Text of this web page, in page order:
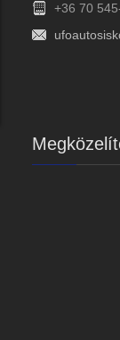
+36 70